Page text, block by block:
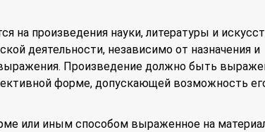
на произведения науки, литературы и
деятельности, независимо от назначения и
Произведение должно быть
форме, допускающей возможность
или иным способом выраженное на